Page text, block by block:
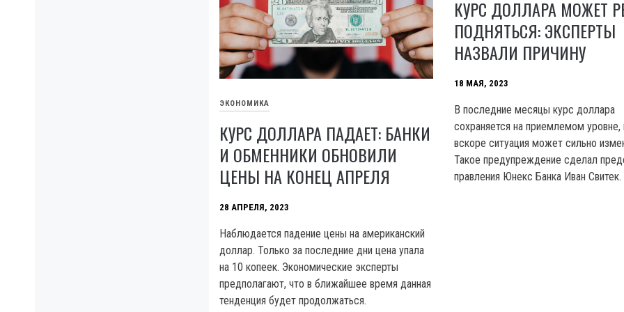
КУРС ДОЛЛАРА МОЖЕТ
ПОДНЯТЬСЯ: ЭКСПЕРТЫ
НАЗВАЛИ ПРИЧИНУ
18 МАЯ, 2023
В последние месяцы курс доллара
сохраняется на приемлемом уровне,
вскоре ситуация может сильно
Такое предупреждение сделал
правления Юнекс Банка Иван Свитек.
ЭКОНОМИКА
КУРС ДОЛЛАРА ПАДАЕТ: БАНКИ
И ОБМЕННИКИ ОБНОВИЛИ
ЦЕНЫ НА КОНЕЦ АПРЕЛЯ
28 АПРЕЛЯ, 2023
Наблюдается падение цены на американский
доллар. Только за последние дни цена упала
на 10 копеек. Экономические эксперты
предполагают, что в ближайшее время данная
тенденция будет продолжаться.